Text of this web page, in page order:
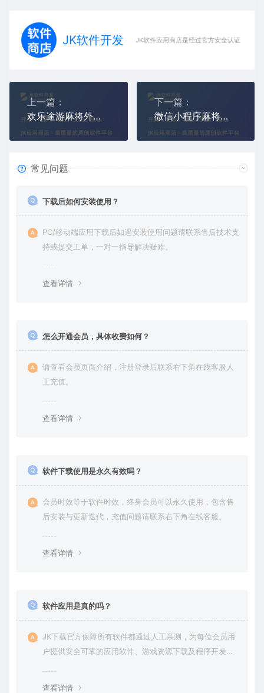
JK软件开发 JK软件应用商店是经过官方安全认证，保障
上一篇：
欢乐途游麻将外挂(欢乐途游麻将透视辅助器)
下一篇：
微信小程序麻将透视挂(控牌设置好牌几率)
常见问题
下载后如何安装使用？
PC/移动端应用下载后如遇安装使用问题请联系售后技术支
持或提交工单，一对一指导解决疑难。
查看详情
怎么开通会员，具体收费如何？
请查看会员页面介绍，注册登录后联系右下角在线客服人
工充值。
查看详情
软件下载使用是永久有效吗？
会员时效等于软件时效，终身会员可以永久使用，包含售
后安装与更新迭代，充值问题请联系右下角在线客服。
查看详情
软件应用是真的吗？
JK下载官方保障所有软件都通过人工亲测，为每位会员用
户提供安全可靠的应用软件、游戏资源下载及程序开发服
查看详情